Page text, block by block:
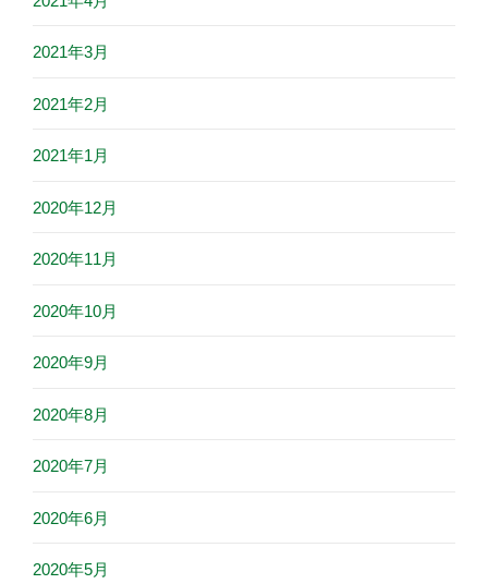
2021年3月
2021年2月
2021年1月
2020年12月
2020年11月
2020年10月
2020年9月
2020年8月
2020年7月
2020年6月
2020年5月